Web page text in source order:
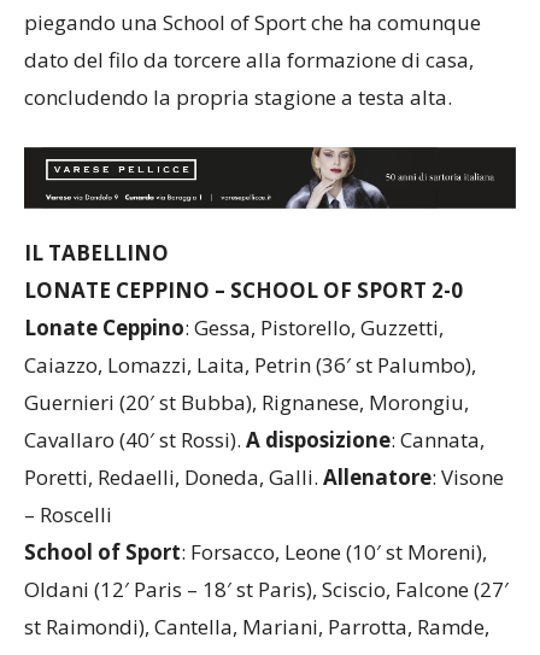
piegando una School of Sport che ha comunque
dato del filo da torcere alla formazione di casa,
concludendo la propria stagione a testa alta.
LONATE CEPPINO – SCHOOL OF SPORT 2-0
Lonate Ceppino
Guernieri (20′ st Bubba), Rignanese, Morongiu,
A disposizione
– Roscelli
School of Sport
st Raimondi), Cantella, Mariani, Parrotta, Ramde,